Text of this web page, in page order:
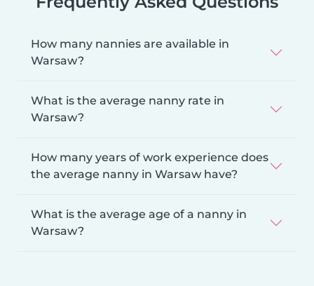
How many nannies are available in
Warsaw?
What is the average nanny rate in
Warsaw?
How many years of work experience does
the average nanny in Warsaw have?
What is the average age of a nanny in
Warsaw?